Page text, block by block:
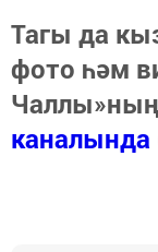
Тагы да
фото һәм
каналында